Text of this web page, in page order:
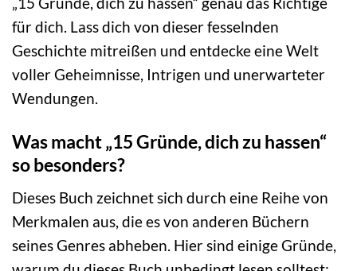
für dich. Lass dich von dieser fesselnden
Geschichte mitreißen und entdecke eine Welt
voller Geheimnisse, Intrigen und unerwarteter
Wendungen.
Was macht „15 Gründe, dich zu hassen“
so besonders?
Dieses Buch zeichnet sich durch eine Reihe von
Merkmalen aus, die es von anderen Büchern
seines Genres abheben. Hier sind einige Gründe,